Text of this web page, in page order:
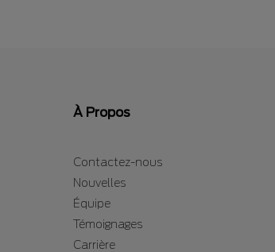
À Propos
Contactez-nous
Nouvelles
Équipe
Témoignages
Carrière